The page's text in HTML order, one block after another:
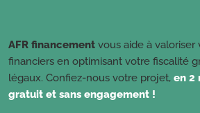
AFR financement vous aide à
financiers en optimisant votre fiscalité
légaux. Confiez-nous votre projet, en 2
gratuit et sans engagement !